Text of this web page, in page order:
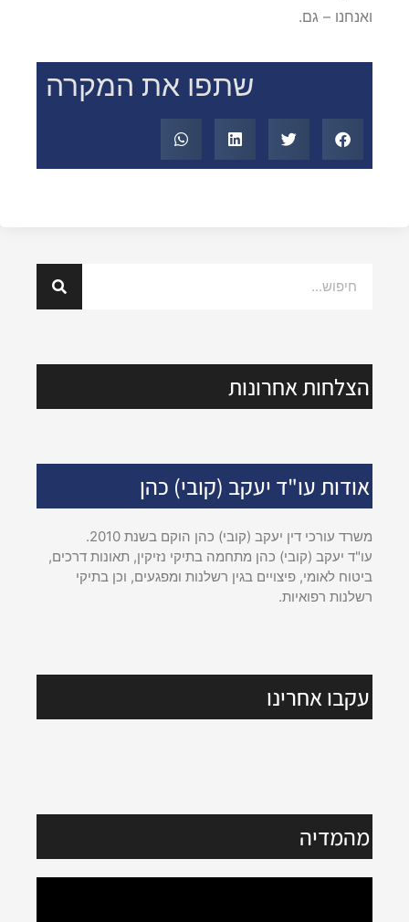
ואנחנו – גם.
שתפו את המקרה
הצלחות אחרונות
אודות עו"ד יעקב (קובי) כהן
משרד עורכי דין יעקב (קובי) כהן הוקם בשנת 2010.
עו"ד יעקב (קובי) כהן מתחמה בתיקי נזיקין, תאונות דרכים,
ביטוח לאומי, פיצויים בגין רשלנות ומפגעים, וכן בתיקי
רשלנות רפואיות.
עקבו אחרינו
מהמדיה